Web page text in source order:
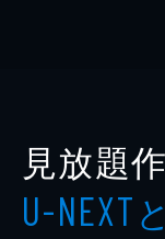
見放題
U-NEXT